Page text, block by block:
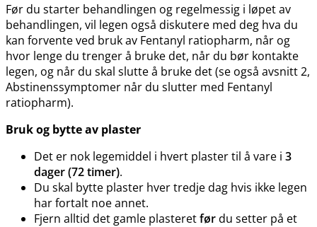
Før du starter behandlingen og regelmessig i løpet av
behandlingen, vil legen også diskutere med deg hva du
kan forvente ved bruk av Fentanyl ratiopharm, når og
hvor lenge du trenger å bruke det, når du bør kontakte
legen, og når du skal slutte å bruke det (se også avsnitt 2,
Abstinenssymptomer når du slutter med Fentanyl
ratiopharm).
Bruk og bytte av plaster
Det er nok legemiddel i hvert plaster til å vare i 3
dager (72 timer).
Du skal bytte plaster hver tredje dag hvis ikke legen
har fortalt noe annet.
Fjern alltid det gamle plasteretførdu setter på et